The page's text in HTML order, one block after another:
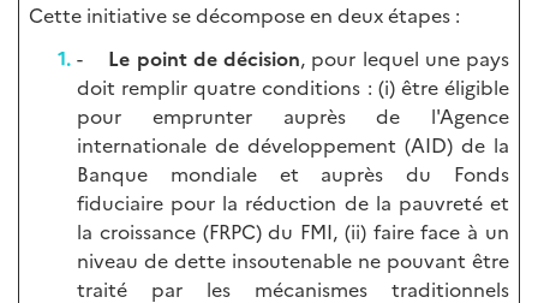
Cette initiative se décompose en deux étapes :
- Le point de décision, pour lequel une pays
doit remplir quatre conditions : (i) être éligible
pour emprunter auprès de l'Agence
internationale de développement (AID) de la
Banque mondiale et auprès du Fonds
fiduciaire pour la réduction de la pauvreté et
la croissance (FRPC) du FMI, (ii) faire face à un
niveau de dette insoutenable ne pouvant être
traité par les mécanismes traditionnels